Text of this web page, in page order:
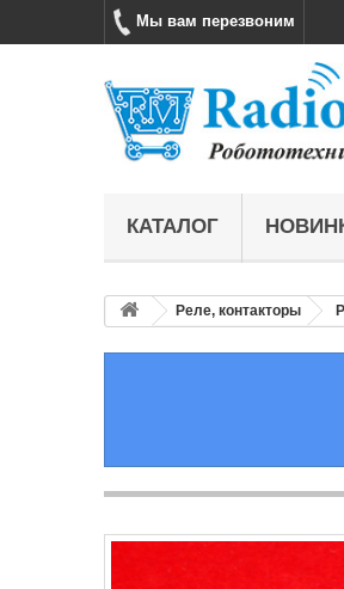
Мы вам перезвоним
КАТАЛОГ
Реле, контакторы